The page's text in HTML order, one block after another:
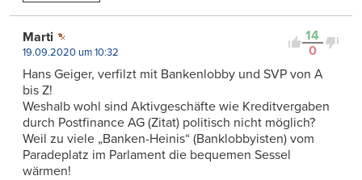
14
0
Marti
19.09.2020 um 10:32
Hans Geiger, verfilzt mit Bankenlobby und SVP von A
bis Z!
Weshalb wohl sind Aktivgeschäfte wie Kreditvergaben
durch Postfinance AG (Zitat) politisch nicht möglich?
Weil zu viele „Banken-Heinis“ (Banklobbyisten) vom
Paradeplatz im Parlament die bequemen Sessel
wärmen!